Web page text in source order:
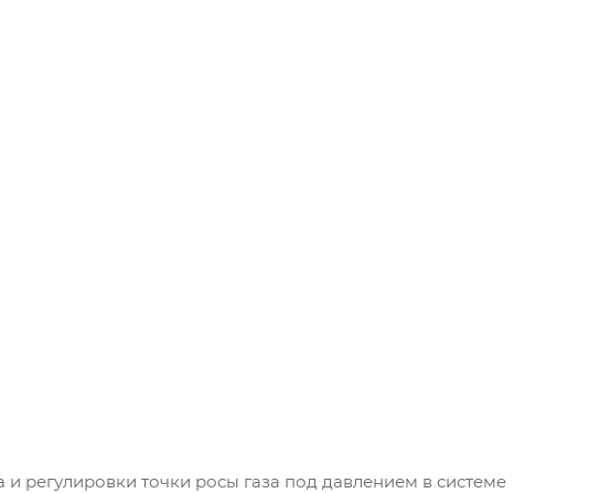
регулировки точки росы газа под давлением в системе